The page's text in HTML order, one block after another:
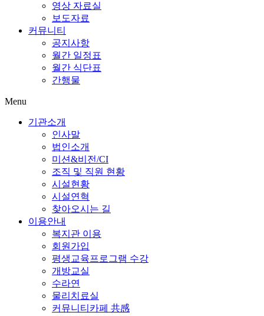
영상 자료실
보도자료
커뮤니티
공지사항
월간 일정표
월간 식단표
간행물
Menu
기관소개
인사말
법인소개
미션&비전/CI
조직 및 직원 현황
시설현황
시설연혁
찾아오시는 길
이용안내
복지관 이용
회원가입
평생교육프로그램 수강
개방교실
수라연
물리치료실
커뮤니티카페 共感